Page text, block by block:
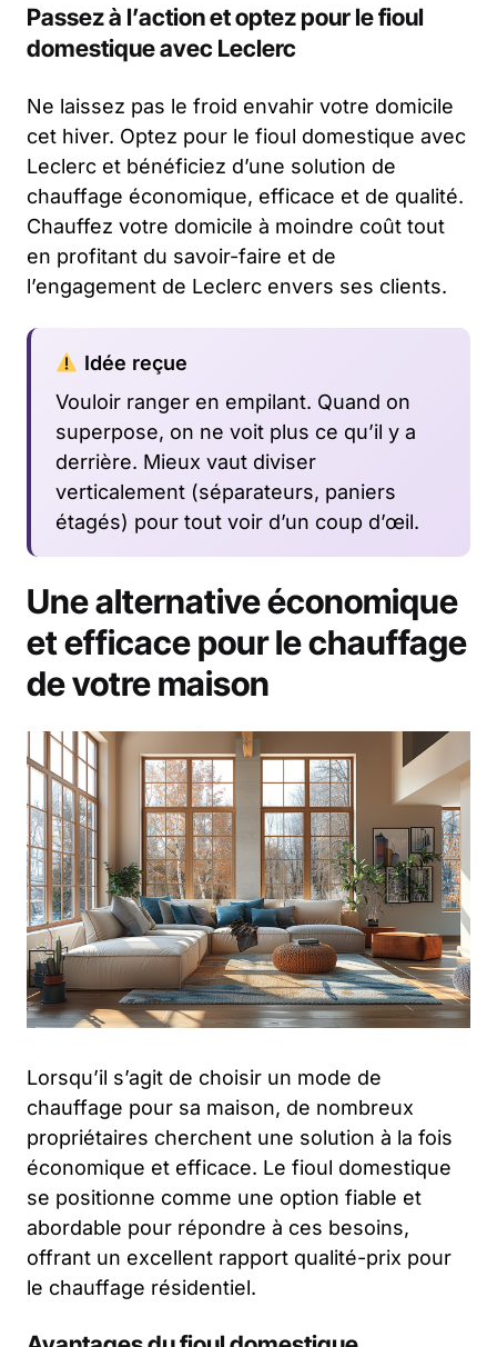
Passez à l’action et optez pour le fioul
domestique avec Leclerc
Ne laissez pas le froid envahir votre domicile
cet hiver. Optez pour le fioul domestique avec
Leclerc et bénéficiez d’une solution de
chauffage économique, efficace et de qualité.
Chauffez votre domicile à moindre coût tout
en profitant du savoir-faire et de
l’engagement de Leclerc envers ses clients.
Idée reçue
Vouloir ranger en empilant. Quand on
superpose, on ne voit plus ce qu’il y a
derrière. Mieux vaut diviser
verticalement (séparateurs, paniers
étagés) pour tout voir d’un coup d’œil.
Une alternative économique
et efficace pour le chauffage
de votre maison
Lorsqu’il s’agit de choisir un mode de
chauffage pour sa maison, de nombreux
propriétaires cherchent une solution à la fois
économique et efficace. Le fioul domestique
se positionne comme une option fiable et
abordable pour répondre à ces besoins,
offrant un excellent rapport qualité-prix pour
le chauffage résidentiel.